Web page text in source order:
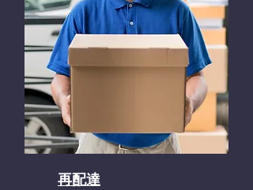
再配達